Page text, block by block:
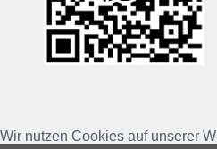
Wir nutzen Cookies auf unserer